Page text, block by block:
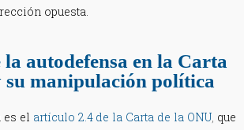
opuesta.
autodefensa en la Carta
su manipulación política
es el artículo 2.4 de la Carta de la ONU, que